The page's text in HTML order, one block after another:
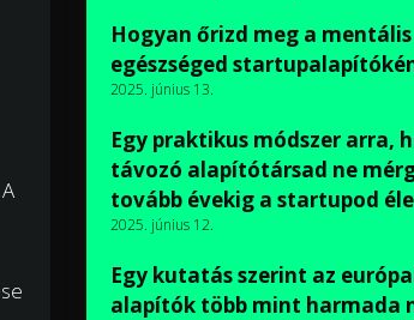
Hogyan őrizd meg a mentális
egészséged
2025. június 13.
Egy praktikus módszer arra,
távozó alapítótársad ne
tovább évekig a startupod
2025. június 12.
Egy kutatás szerint az
alapítók több mint harmada